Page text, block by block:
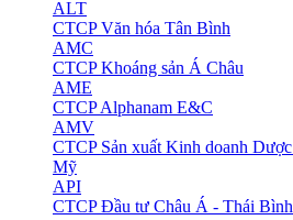
ALT
CTCP Văn hóa Tân Bình
AMC
CTCP Khoáng sản Á Châu
AME
CTCP Alphanam E&C
AMV
CTCP Sản xuất Kinh doanh
Mỹ
API
CTCP Đầu tư Châu Á - Thái